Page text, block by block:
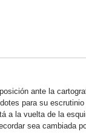
ante la
para su
a la vuelta de la
sea cambiada